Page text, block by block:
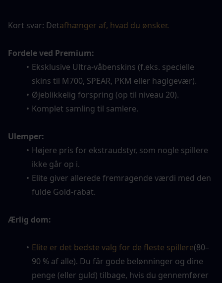
Kort svar: Detafhænger af, hvad du ønsker.
Fordele ved Premium:
Eksklusive Ultra-våbenskins (f.eks. specielle
skins til M700, SPEAR, PKM eller haglgevær).
Øjeblikkelig forspring (op til niveau 20).
Komplet samling til samlere.
Ulemper:
Højere pris for ekstraudstyr, som nogle spillere
ikke går op i.
Elite giver allerede fremragende værdi med den
fulde Gold-rabat.
Ærlig dom:
Elite er det bedste valg for de fleste spillere(80–
90 % af alle). Du får gode belønninger og dine
penge (eller guld) tilbage, hvis du gennemfører